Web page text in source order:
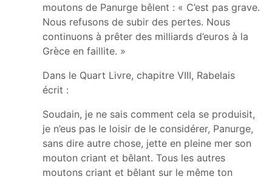
moutons de Panurge bêlent : « C’est pas grave.
Nous refusons de subir des pertes. Nous
continuons à prêter des milliards d’euros à la
Grèce en faillite. »
Dans le Quart Livre, chapitre VIII, Rabelais
écrit :
Soudain, je ne sais comment cela se produisit,
je n’eus pas le loisir de le considérer, Panurge,
sans dire autre chose, jette en pleine mer son
mouton criant et bêlant. Tous les autres
moutons criant et bêlant sur le même ton